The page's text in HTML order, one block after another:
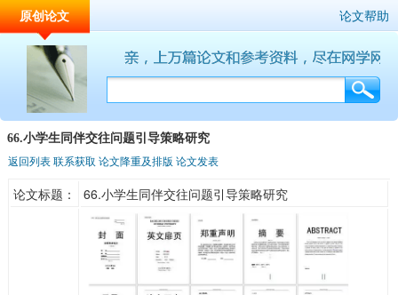
原创论文 论文帮助
66.小学生同伴交往问题引导策略研究
返回列表联系获取 论文降重及排版 论文发表
论文标题： 66.小学生同伴交往问题引导策略研究